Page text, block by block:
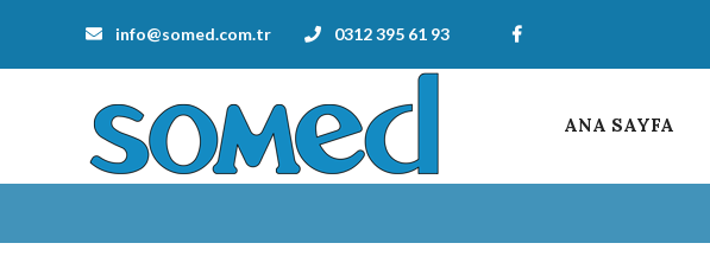
info@somed.com.tr 0312 395 61 93
ANA SAYFA